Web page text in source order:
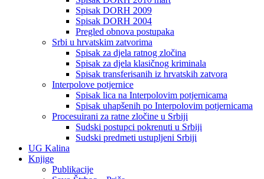
Spisak DORH 2009
Spisak DORH 2004
Pregled obnova postupaka
Srbi u hrvatskim zatvorima
Spisak za djela ratnog zločina
Spisak za djela klasičnog kriminala
Spisak transferisanih iz hrvatskih zatvora
Interpolove potjernice
Spisak lica na Interpolovim potjernicama
Spisak uhapšenih po Interpolovim potjernicama
Procesuirani za ratne zločine u Srbiji
Sudski postupci pokrenuti u Srbiji
Sudski predmeti ustupljeni Srbiji
UG Kalina
Knjige
Publikacije